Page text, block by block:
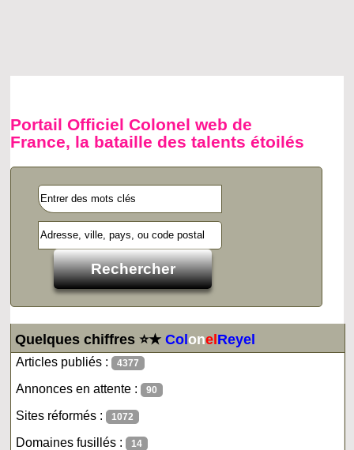
Portail Officiel Colonel web de
France, la bataille des talents étoilés
Quelques chiffres ⭐★ColonelReyel
Articles publiés : 4377
Annonces en attente : 90
Sites réformés : 1072
Domaines fusillés : 14